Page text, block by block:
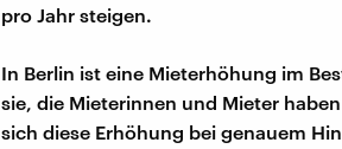
pro Jahr steigen.
In Berlin ist eine Mieterhöhung im
sie, die Mieterinnen und Mieter
sich diese Erhöhung bei genauem